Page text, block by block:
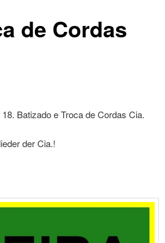
de Cordas
Batizado e Troca de Cordas Cia.
der Cia.!